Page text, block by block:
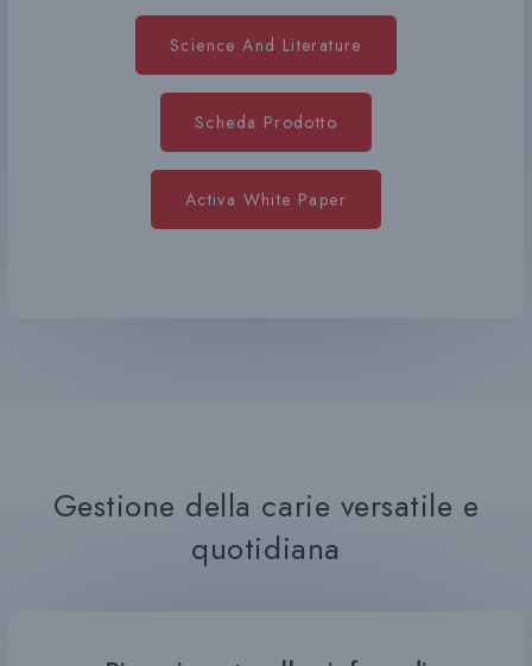
Science And Literature
Scheda Prodotto
Activa White Paper
Gestione della carie versatile e
quotidiana